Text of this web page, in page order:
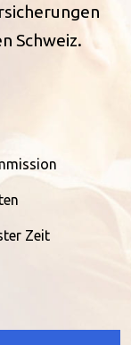
Schweiz.
Zeit